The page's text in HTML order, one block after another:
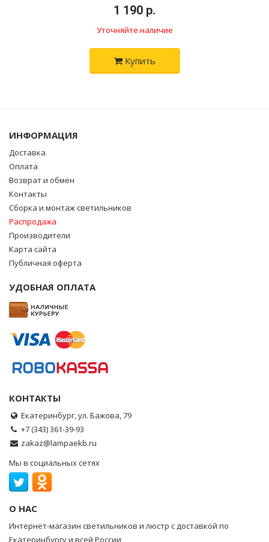
1 190 р.
Уточняйте наличие
Купить
ИНФОРМАЦИЯ
Доставка
Оплата
Возврат и обмен
Контакты
Сборка и монтаж светильников
Распродажа
Производители
Карта сайта
Публичная оферта
УДОБНАЯ ОПЛАТА
КОНТАКТЫ
Екатеринбург, ул. Бажова, 79
+7 (343) 361-39-93
zakaz@lampaekb.ru
Мы в социальных сетях
О НАС
Интернет-магазин светильников и люстр с доставкой по
Екатеринбургу и всей России